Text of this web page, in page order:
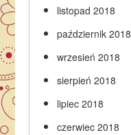
listopad 2018
październik 2018
wrzesień 2018
sierpień 2018
lipiec 2018
czerwiec 2018